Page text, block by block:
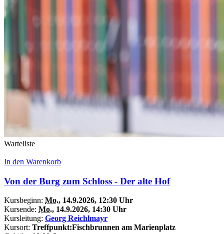
Warteliste
In den Warenkorb
Von der Burg zum Schloss - Der alte Hof
Kursbeginn: Mo., 14.9.2026, 12:30 Uhr
Kursende: Mo., 14.9.2026, 14:30 Uhr
Kursleitung: Georg Reichlmayr
Kursort: Treffpunkt:Fischbrunnen am Marienplatz